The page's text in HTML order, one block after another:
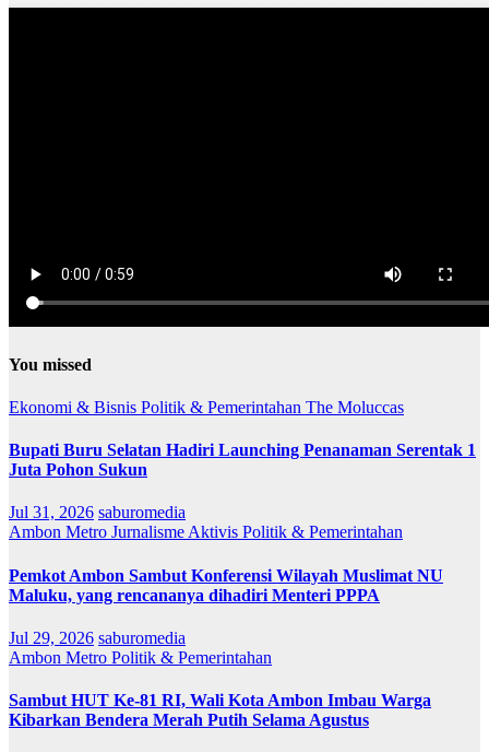
You missed
Ekonomi & Bisnis Politik & Pemerintahan The Moluccas
Bupati Buru Selatan Hadiri Launching Penanaman Serentak 1
Juta Pohon Sukun
Jul 31, 2026 saburomedia
Ambon Metro Jurnalisme Aktivis Politik & Pemerintahan
Pemkot Ambon Sambut Konferensi Wilayah Muslimat NU
Maluku, yang rencananya dihadiri Menteri PPPA
Jul 29, 2026 saburomedia
Ambon Metro Politik & Pemerintahan
Sambut HUT Ke-81 RI, Wali Kota Ambon Imbau Warga
Kibarkan Bendera Merah Putih Selama Agustus